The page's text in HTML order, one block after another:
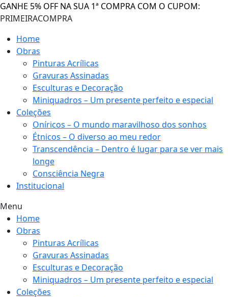
GANHE 5% OFF NA SUA 1ª COMPRA COM O CUPOM:
PRIMEIRACOMPRA
Home
Obras
Pinturas Acrílicas
Gravuras Assinadas
Esculturas e Decoração
Miniquadros – Um presente perfeito e especial
Coleções
Oníricos – O mundo maravilhoso dos sonhos
Étnicos – O diverso ao meu redor
Transcendência – Dentro é lugar para se ver mais
longe
Consciência Negra
Institucional
Menu
Home
Obras
Pinturas Acrílicas
Gravuras Assinadas
Esculturas e Decoração
Miniquadros – Um presente perfeito e especial
Coleções